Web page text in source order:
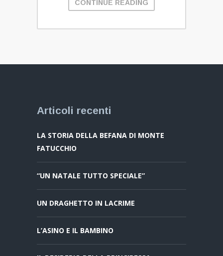
CONTINUE READING
Articoli recenti
LA STORIA DELLA BEFANA DI MONTE
FATUCCHIO
“UN NATALE TUTTO SPECIALE”
UN DRAGHETTO IN LACRIME
L’ASINO E IL BAMBINO